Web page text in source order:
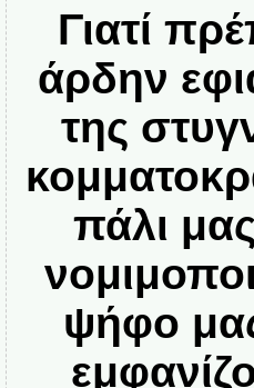
Γιατί
άρδην
της
πάλι
ψήφο